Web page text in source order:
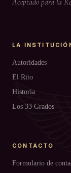
Aceptado para la
LA
Autoridades
El Rito
Historia
Los 33 Grados
CONTACTO
Formulario de